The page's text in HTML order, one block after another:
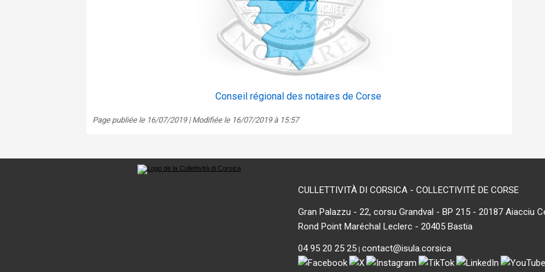
Conseil régional des notaires de Corse
Page publiée le 16/07/2019 | Modifiée le 16/07/2019 à 15:57
CULLETTIVITÀ DI CORSICA - COLLECTIVITÉ DE CORSE
Gran Palazzu - 22, corsu Grandval - BP 215 - 20187 Aiacciu
Rond Point Maréchal Leclerc - 20405 Bastia
04 95 20 25 25 | contact@isula.corsica